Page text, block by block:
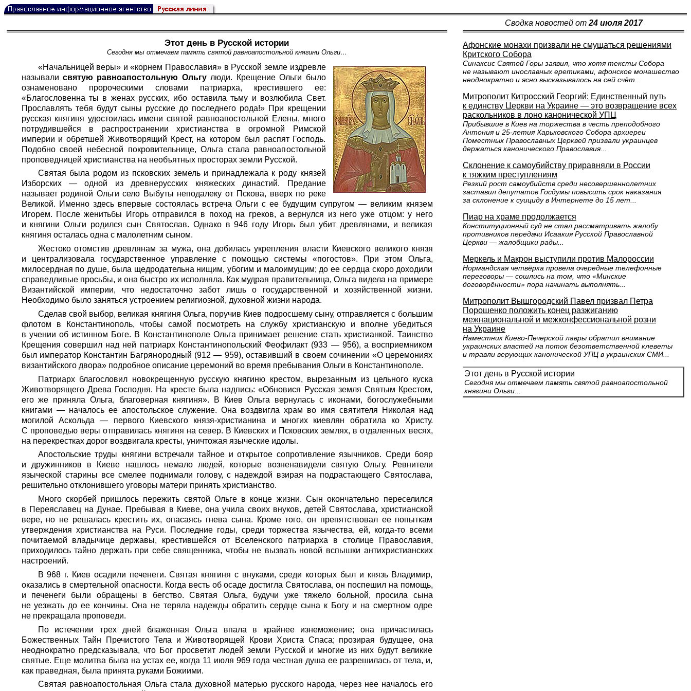
Сводка новостей от 24 июля 2017
Этот день в Русской истории
Сегодня мы отмечаем память святой равноапостольной княгини Ольги…
«Начальницей веры» и «корнем Православия» в Русской земле издревле
называли святую равноапостольную Ольгулюди. Крещение Ольги было
ознаменовано пророческими словами патриарха, крестившего ее:
«Благословенна ты в женах русских, ибо оставила тьму и возлюбила Свет.
Прославлять тебя будут сыны русские до последнего рода!» При крещении
русская княгиня удостоилась имени святой равноапостольной Елены, много
потрудившейся в распространении христианства в огромной Римской
империи и обретшей Животворящий Крест, на котором был распят Господь.
Подобно своей небесной покровительнице, Ольга стала равноапостольной
проповедницей христианства на необъятных просторах земли Русской.
Святая была родом из псковских земель и принадлежала к роду князей
Изборских — одной из древнерусских княжеских династий. Предание
называет родиной Ольги село Выбуты неподалеку от Пскова, вверх по реке
Великой. Именно здесь впервые состоялась встреча Ольги с ее будущим супругом — великим князем
Игорем. После женитьбы Игорь отправился в поход на греков, а вернулся из него уже отцом: у него
и княгини Ольги родился сын Святослав. Однако в 946 году Игорь был убит древлянами, и великая
княгиня осталась одна с малолетним сыном.
Жестоко отомстив древлянам за мужа, она добилась укрепления власти Киевского великого князя
и централизовала государственное управление с помощью системы «погостов». При этом Ольга,
милосердная по душе, была щедродательна нищим, убогим и малоимущим; до ее сердца скоро доходили
справедливые просьбы, и она быстро их исполняла. Как мудрая правительница, Ольга видела на примере
Византийской империи, что недостаточно забот лишь о государственной и хозяйственной жизни.
Необходимо было заняться устроением религиозной, духовной жизни народа.
Сделав свой выбор, великая княгиня Ольга, поручив Киев подросшему сыну, отправляется с большим
флотом в Константинополь, чтобы самой посмотреть на службу христианскую и вполне убедиться
в учении об истинном Боге. В Константинополе Ольга принимает решение стать христианкой. Таинство
Крещения совершил над ней патриарх Константинопольский Феофилакт (933 — 956), а восприемником
был император Константин Багрянородный (912 — 959), оставивший в своем сочинении «О церемониях
византийского двора» подробное описание церемоний во время пребывания Ольги в Константинополе.
Патриарх благословил новокрещенную русскую княгиню крестом, вырезанным из цельного куска
Животворящего Древа Господня. На кресте была надпись: «Обновися Русская земля Святым Крестом,
его же приняла Ольга, благоверная княгиня». В Киев Ольга вернулась с иконами, богослужебными
книгами — началось ее апостольское служение. Она воздвигла храм во имя святителя Николая над
могилой Аскольда — первого Киевского князя-христианина и многих киевлян обратила ко Христу.
С проповедью веры отправилась княгиня на север. В Киевских и Псковских землях, в отдаленных весях,
на перекрестках дорог воздвигала кресты, уничтожая языческие идолы.
Апостольские труды княгини встречали тайное и открытое сопротивление язычников. Среди бояр
и дружинников в Киеве нашлось немало людей, которые возненавидели святую Ольгу. Ревнители
языческой старины все смелее поднимали голову, с надеждой взирая на подрастающего Святослава,
решительно отклонившего уговоры матери принять христианство.
Много скорбей пришлось пережить святой Ольге в конце жизни. Сын окончательно переселился
в Переяславец на Дунае. Пребывая в Киеве, она учила своих внуков, детей Святослава, христианской
вере, но не решалась крестить их, опасаясь гнева сына. Кроме того, он препятствовал ее попыткам
утверждения христианства на Руси. Последние годы, среди торжества язычества, ей, когда-то всеми
почитаемой владычице державы, крестившейся от Вселенского патриарха в столице Православия,
приходилось тайно держать при себе священника, чтобы не вызвать новой вспышки антихристианских
настроений.
В 968 г. Киев осадили печенеги. Святая княгиня с внуками, среди которых был и князь Владимир,
оказались в смертельной опасности. Когда весть об осаде достигла Святослава, он поспешил на помощь,
и печенеги были обращены в бегство. Святая Ольга, будучи уже тяжело больной, просила сына
не уезжать до ее кончины. Она не теряла надежды обратить сердце сына к Богу и на смертном одре
не прекращала проповеди.
По истечении трех дней блаженная Ольга впала в крайнее изнеможение; она причастилась
Божественных Тайн Пречистого Тела и Животворящей Крови Христа Спаса; прозирая будущее, она
неоднократно предсказывала, что Бог просветит людей земли Русской и многие из них будут великие
святые. Еще молитва была на устах ее, когда 11 июля 969 года честная душа ее разрешилась от тела, и,
как праведная, была принята руками Божиими.
Святая равноапостольная Ольга стала духовной матерью русского народа, через нее началось его
Афонские монахи призвали не смущаться решениями
Критского Собора
Синаксис Святой Горы заявил, что хотя тексты Собора
не называют инославных еретиками, афонское монашество
неоднократно и ясно высказывалось на сей счёт...
Митрополит Китросский Георгий: Единственный путь
к единству Церкви на Украине — это возвращение всех
раскольников в лоно канонической УПЦ
Прибывшие в Киев на торжества в честь преподобного
Антония и 25-летия Харьковского Собора архиереи
Поместных Православных Церквей призвали украинцев
держаться канонического Православия...
Склонение к самоубийству приравняли в России
к тяжким преступлениям
Резкий рост самоубийств среди несовершеннолетних
заставил депутатов Госдумы повысить срок наказания
за склонение к суициду в Интернете до 15 лет...
Пиар на храме продолжается
Конституционный суд не стал рассматривать жалобу
противников передачи Исаакия Русской Православной
Церкви — жалобщики рады...
Меркель и Макрон выступили против Малороссии
Нормандская четвёрка провела очередные телефонные
переговоры — сошлись на том, что «Минские
договорённости» пора начинать выполнять...
Митрополит Вышгородский Павел призвал Петра
Порошенко положить конец разжиганию
межнациональной и межконфессиональной розни
на Украине
Наместник Киево-Печерской лавры обратил внимание
украинских властей на поток безответственной клеветы
и травли верующих канонической УПЦ в украинских СМИ...
Этот день в Русской истории
Сегодня мы отмечаем память святой равноапостольной
княгини Ольги...